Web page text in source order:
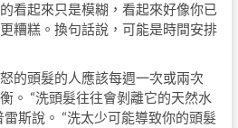
看起來只是模糊，看起來好像你已
糟糕。換句話說，可能是時間安排
的頭髮的人應該每週一次或兩次
。 “洗頭髮往往會剝離它的天然水
斯說。 “洗太少可能導致你的頭髮